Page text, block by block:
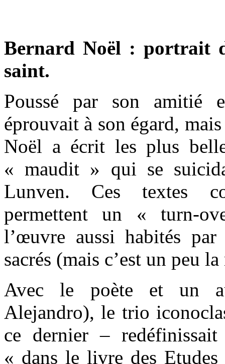
Bernard Noël : portrait
saint.
Poussé par son amitié
éprouvait à son égard,
Noël a écrit les plus
« maudit » qui se
Lunven. Ces textes
permettent un « turn-
l’œuvre aussi habités par
sacrés (mais c’est un peu
Avec le poète et un
Alejandro), le trio
ce dernier –
« dans le livre des Etudes